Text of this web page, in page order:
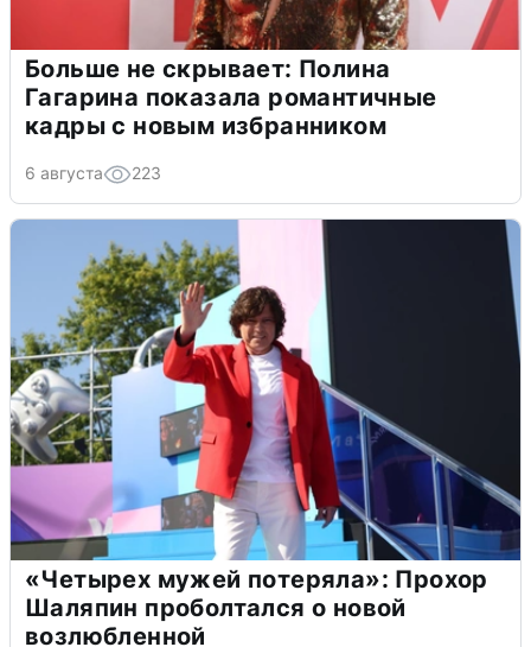
Больше не скрывает: Полина
Гагарина показала романтичные
кадры с новым избранником
6 августа 223
«Четырех мужей потеряла»: Прохор
Шаляпин проболтался о новой
возлюбленной